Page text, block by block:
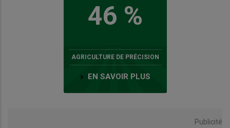
46 %
AGRICULTURE DE PRÉCISION
EN SAVOIR PLUS
Publicité